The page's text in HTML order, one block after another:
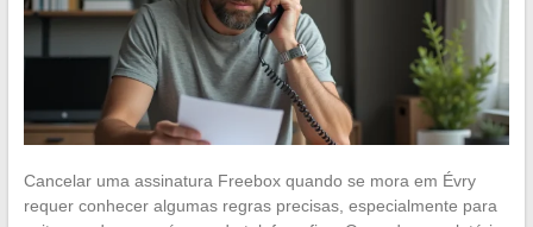
Cancelar uma assinatura Freebox quando se mora em Évry
requer conhecer algumas regras precisas, especialmente para